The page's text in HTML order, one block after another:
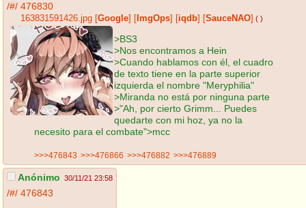
/#/ 476830
163831591426.jpg Google ImgOps iqdb SauceNAO ( )
>BS3
>Nos encontramos a Hein
>Cuando hablamos con él, el cuadro
de texto tiene en la parte superior
izquierda el nombre "Meryphilia"
>Miranda no está por ninguna parte
>"Ah, por cierto Grimm... Puedes
quedarte con mi hoz, ya no la
necesito para el combate">mcc
>>>476843 >>>476866 >>>476882 >>>476889
Anónimo 30/11/21 23:58
/#/ 476843